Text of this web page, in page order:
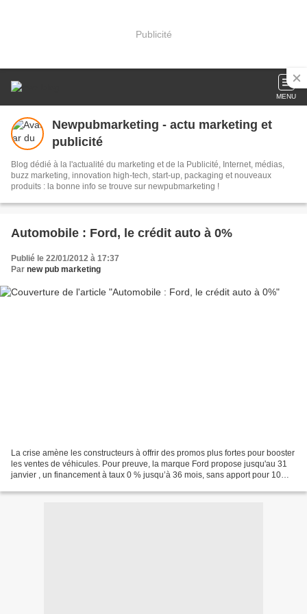
Publicité
MENU
Newpubmarketing - actu marketing et
publicité
Blog dédié à la l'actualité du marketing et de la Publicité, Internet, médias,
buzz marketing, innovation high-tech, start-up, packaging et nouveaux
produits : la bonne info se trouve sur newpubmarketing !
Automobile : Ford, le crédit auto à 0%
Publié le 22/01/2012 à 17:37
Par new pub marketing
La crise amène les constructeurs à offrir des promos plus fortes pour booster
les ventes de véhicules. Pour preuve, la marque Ford propose jusqu'au 31
janvier , un financement à taux 0 % jusqu’à 36 mois, sans apport pour 10